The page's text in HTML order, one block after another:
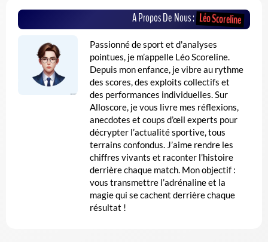
A Propos De Nous :Léo Scoreline
Passionné de sport et d'analyses
pointues, je m’appelle Léo Scoreline.
Depuis mon enfance, je vibre au rythme
des scores, des exploits collectifs et
des performances individuelles. Sur
Alloscore, je vous livre mes réflexions,
anecdotes et coups d’œil experts pour
décrypter l’actualité sportive, tous
terrains confondus. J’aime rendre les
chiffres vivants et raconter l’histoire
derrière chaque match. Mon objectif :
vous transmettre l’adrénaline et la
magie qui se cachent derrière chaque
résultat !